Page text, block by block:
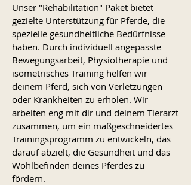
Unser "Rehabilitation" Paket bietet
gezielte Unterstützung für Pferde, die
spezielle gesundheitliche Bedürfnisse
haben. Durch individuell angepasste
Bewegungsarbeit, Physiotherapie und
isometrisches Training helfen wir
deinem Pferd, sich von Verletzungen
oder Krankheiten zu erholen. Wir
arbeiten eng mit dir und deinem Tierarzt
zusammen, um ein maßgeschneidertes
Trainingsprogramm zu entwickeln, das
darauf abzielt, die Gesundheit und das
Wohlbefinden deines Pferdes zu
fördern.